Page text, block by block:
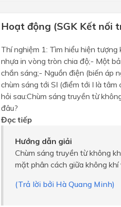
Hoạt động (SGK Kết nối
Thí nghiệm 1: Tìm hiểu hiện
nhựa in vòng tròn chia độ;- Một
chắn sáng;- Nguồn điện (biến áp
chùm sáng tới SI (điểm tới I là
hỏi sau:Chùm sáng truyền từ
đâu?
Đọc tiếp
Hướng dẫn giải
Chùm sáng truyền từ không
mặt phân cách giữa không
(Trả lời bởi Hà Quang Minh)